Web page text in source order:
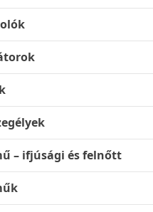
– ifjúsági és felnőtt